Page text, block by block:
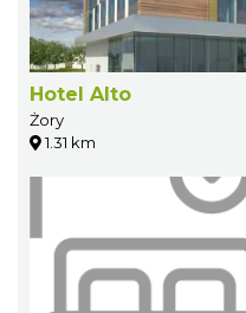
Hotel Alto
Żory
1.31 km